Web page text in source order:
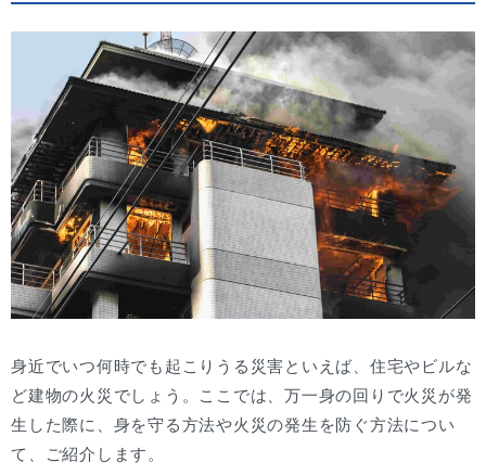
身近でいつ何時でも起こりうる災害といえば、住宅やビルな
ど建物の火災でしょう。ここでは、万一身の回りで火災が発
生した際に、身を守る方法や火災の発生を防ぐ方法につい
て、ご紹介します。